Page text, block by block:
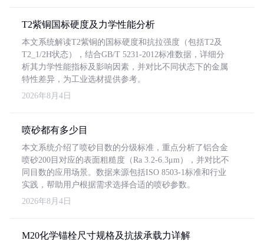
T2紫铜国标硬度及力学性能分析
本文系统解读T2紫铜的国标硬度和抗拉强度（包括T2及
T2_1/2H状态），结合GB/T 5231-2012标准数据，详细分
析其力学性能指标及影响因素，并对比不同状态下的金属
特性差异，为工业选材提供参考。
2026年8月4日
喷砂都有多少目
本文系统介绍了喷砂目数的分级标准，重点分析了铝合金
喷砂200目对应的表面粗糙度（Ra 3.2-6.3μm），并对比不
同目数的应用场景。数据来源包括ISO 8503-1标准和行业
实践，帮助用户根据需求选择合适的喷砂参数。
2026年8月4日
M20化学锚栓尺寸规格及抗拔承载力详解